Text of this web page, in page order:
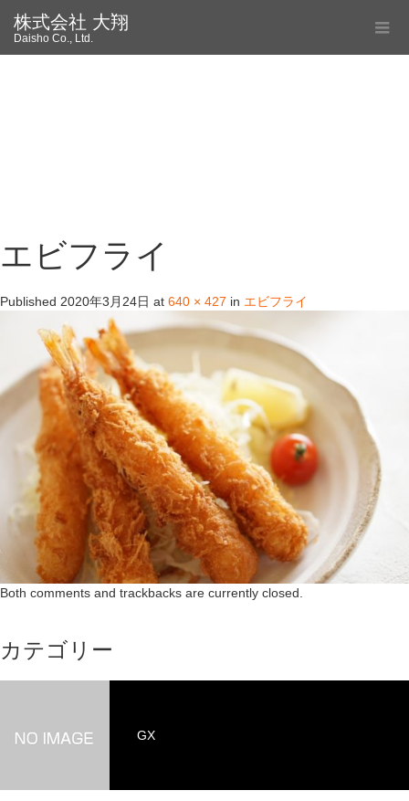
株式会社 大翔
Daisho Co., Ltd.
エビフライ
Published 2020年3月24日 at 640 × 427 in エビフライ
Both comments and trackbacks are currently closed.
カテゴリー
GX